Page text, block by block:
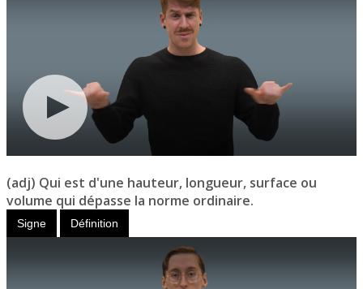
(adj) Qui est d'une hauteur, longueur, surface ou
volume qui dépasse la norme ordinaire.
Signe Définition